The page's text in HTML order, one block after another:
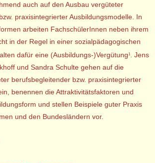
auch auf den Ausbau vergüteter
praxisintegrierter Ausbildungsmodelle. In
arbeiten FachschülerInnen neben ihrem
in der Regel in einer sozialpädagogischen
dafür eine (Ausbildungs-)Vergütung1. Jens
und Sandra Schulte gehen auf die
berufsbegleitender bzw. praxisintegrierter
benennen die Attraktivitätsfaktoren und
und stellen Beispiele guter Praxis
und den Bundesländern vor.